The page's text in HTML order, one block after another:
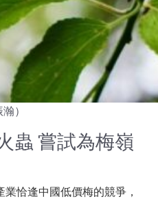
）
蟲 嘗試為梅嶺
恰逢中國低價梅的競爭，